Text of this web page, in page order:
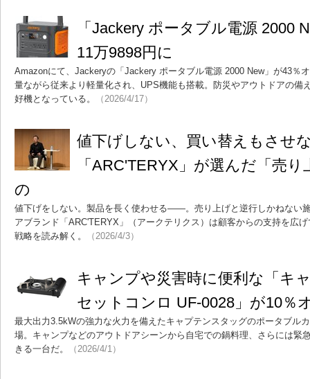
「Jackery ポータブル電源 2000
11万9898円に
Amazonにて、Jackeryの「Jackery ポータブル電源 2000 New」が43％
量ながら従来より軽量化され、UPS機能も搭載。防災やアウトドアの備
好機となっている。
（2026/4/17）
値下げしない、買い替えもさ
「ARC'TERYX」が選んだ「売
の
値下げをしない。製品を長く使わせる――。売り上げと逆行しかねない
アブランド「ARC'TERYX」（アークテリクス）は顧客からの支持を広
戦略を読み解く。
（2026/4/3）
キャンプや災害時に便利な「キ
セットコンロ UF-0028」が10％
最大出力3.5kWの強力な火力を備えたキャプテンスタッグのポータブル
場。キャンプなどのアウトドアシーンから自宅での鍋料理、さらには緊
きる一台だ。
（2026/4/1）